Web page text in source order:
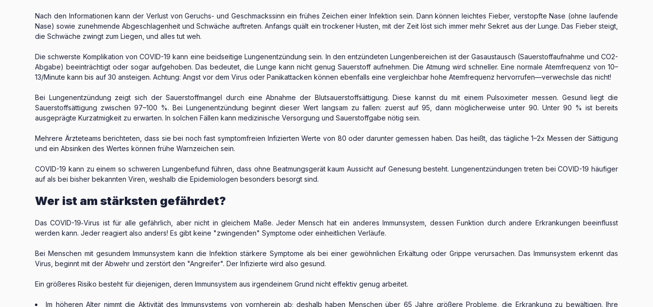
Nach den Informationen kann der Verlust von Geruchs- und Geschmackssinn ein frühes Zeichen einer Infektion sein. Dann können leichtes Fieber, verstopfte Nase (ohne laufende
Nase) sowie zunehmende Abgeschlagenheit und Schwäche auftreten. Anfangs quält ein trockener Husten, mit der Zeit löst sich immer mehr Sekret aus der Lunge. Das Fieber steigt,
die Schwäche zwingt zum Liegen, und alles tut weh.
Die schwerste Komplikation von COVID-19 kann eine beidseitige Lungenentzündung sein. In den entzündeten Lungenbereichen ist der Gasaustausch (Sauerstoffaufnahme und CO2-
Abgabe) beeinträchtigt oder sogar aufgehoben. Das bedeutet, die Lunge kann nicht genug Sauerstoff aufnehmen. Die Atmung wird schneller. Eine normale Atemfrequenz von 10–
13/Minute kann bis auf 30 ansteigen. Achtung: Angst vor dem Virus oder Panikattacken können ebenfalls eine vergleichbar hohe Atemfrequenz hervorrufen—verwechsle das nicht!
Bei Lungenentzündung zeigt sich der Sauerstoffmangel durch eine Abnahme der Blutsauerstoffsättigung. Diese kannst du mit einem Pulsoximeter messen. Gesund liegt die
Sauerstoffsättigung zwischen 97–100 %. Bei Lungenentzündung beginnt dieser Wert langsam zu fallen: zuerst auf 95, dann möglicherweise unter 90. Unter 90 % ist bereits
ausgeprägte Kurzatmigkeit zu erwarten. In solchen Fällen kann medizinische Versorgung und Sauerstoffgabe nötig sein.
Mehrere Ärzteteams berichteten, dass sie bei noch fast symptomfreien Infizierten Werte von 80 oder darunter gemessen haben. Das heißt, das tägliche 1–2x Messen der Sättigung
und ein Absinken des Wertes können frühe Warnzeichen sein.
COVID-19 kann zu einem so schweren Lungenbefund führen, dass ohne Beatmungsgerät kaum Aussicht auf Genesung besteht. Lungenentzündungen treten bei COVID-19 häufiger
auf als bei bisher bekannten Viren, weshalb die Epidemiologen besonders besorgt sind.
Wer ist am stärksten gefährdet?
Das COVID-19‑Virus ist für alle gefährlich, aber nicht in gleichem Maße. Jeder Mensch hat ein anderes Immunsystem, dessen Funktion durch andere Erkrankungen beeinflusst
werden kann. Jeder reagiert also anders! Es gibt keine "zwingenden" Symptome oder einheitlichen Verläufe.
Bei Menschen mit gesundem Immunsystem kann die Infektion stärkere Symptome als bei einer gewöhnlichen Erkältung oder Grippe verursachen. Das Immunsystem erkennt das
Virus, beginnt mit der Abwehr und zerstört den "Angreifer". Der Infizierte wird also gesund.
Ein größeres Risiko besteht für diejenigen, deren Immunsystem aus irgendeinem Grund nicht effektiv genug arbeitet.
Im höheren Alter nimmt die Aktivität des Immunsystems von vornherein ab; deshalb haben Menschen über 65 Jahre größere Probleme, die Erkrankung zu bewältigen. Ihre